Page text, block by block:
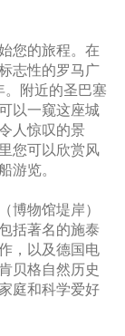
您的旅程。在
志性的罗马广
附近的圣巴塞
以一窥这座城
人惊叹的景
您可以欣赏风
览。
博物馆堤岸）
括著名的施泰
，以及德国电
贝格自然历史
庭和科学爱好